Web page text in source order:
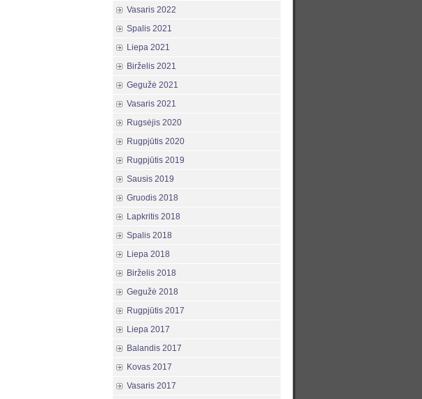
Vasaris 2022
Spalis 2021
Liepa 2021
Birželis 2021
Gegužė 2021
Vasaris 2021
Rugsėjis 2020
Rugpjūtis 2020
Rugpjūtis 2019
Sausis 2019
Gruodis 2018
Lapkritis 2018
Spalis 2018
Liepa 2018
Birželis 2018
Gegužė 2018
Rugpjūtis 2017
Liepa 2017
Balandis 2017
Kovas 2017
Vasaris 2017